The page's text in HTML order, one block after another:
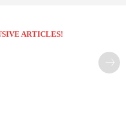
ARTICLES!